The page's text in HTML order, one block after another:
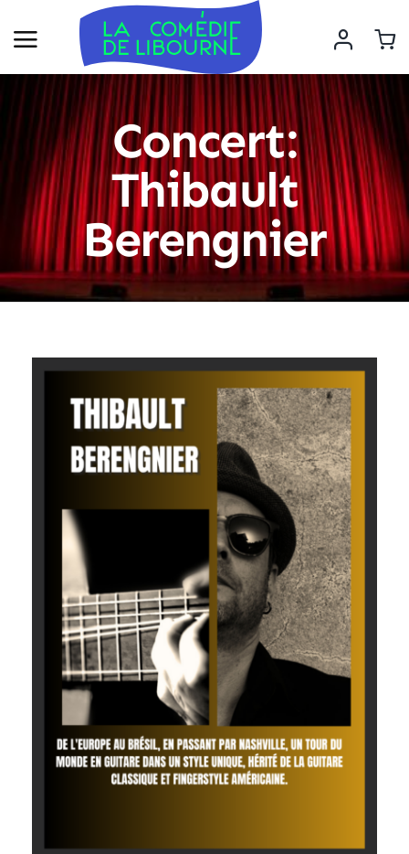
Concert:
Thibault
Berengnier